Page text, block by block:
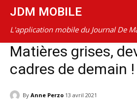
JDM MOBILE
L'application mobile du Journal De
Matières grises,
cadres de demain !
By Anne Perzo 13 avril 2021